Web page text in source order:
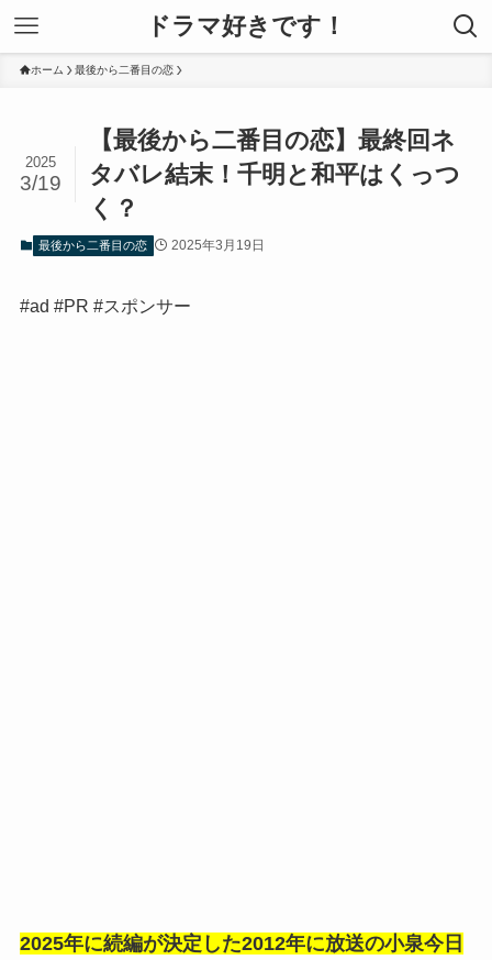
ドラマ好きです！
ホーム 最後から二番目の恋
【最後から二番目の恋】最終回ネ
タバレ結末！千明と和平はくっつ
く？
2025
3/19
最後から二番目の恋 2025年3月19日
#ad #PR #スポンサー
2025年に続編が決定した2012年に放送の小泉今日